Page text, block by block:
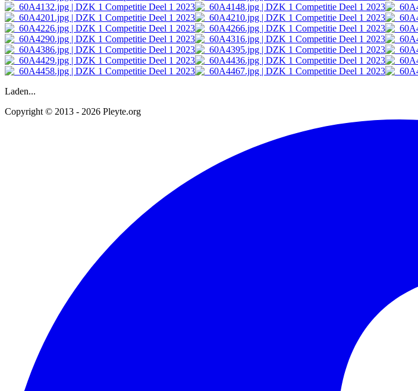
Laden...
Copyright © 2013 - 2026 Pleyte.org